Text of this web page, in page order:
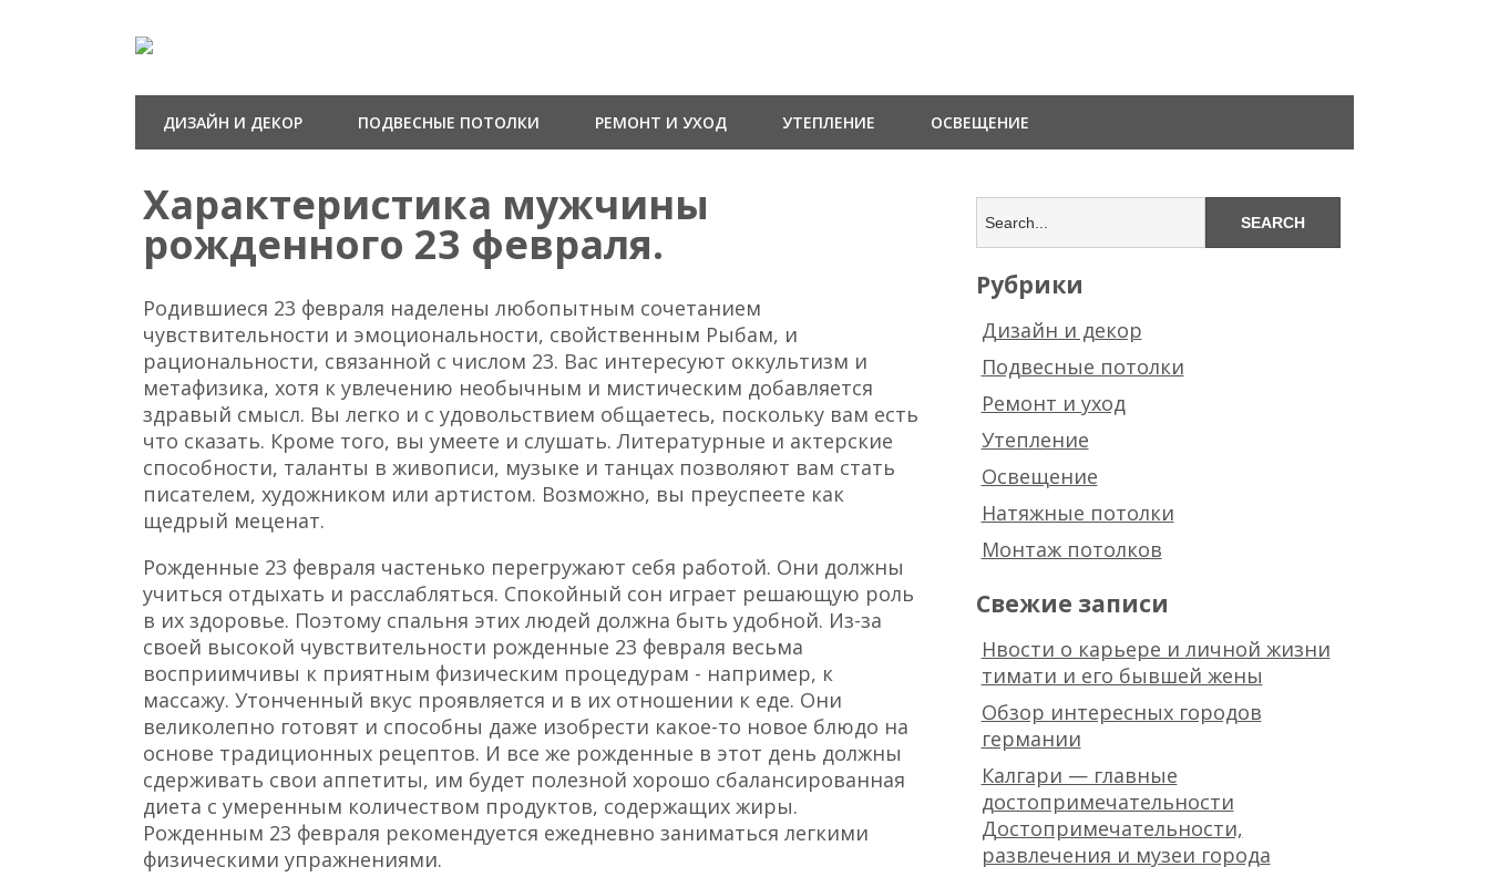
ДИЗАЙН И ДЕКОР ПОДВЕСНЫЕ ПОТОЛКИ РЕМОНТ И УХОД УТЕПЛЕНИЕ ОСВЕЩЕНИЕ
Характеристика мужчины
рожденного 23 февраля.
Родившиеся 23 февраля наделены любопытным сочетанием
чувствительности и эмоциональности, свойственным Рыбам, и
рациональности, связанной с числом 23. Вас интересуют оккультизм и
метафизика, хотя к увлечению необычным и мистическим добавляется
здравый смысл. Вы легко и с удовольствием общаетесь, поскольку вам есть
что сказать. Кроме того, вы умеете и слушать. Литературные и актерские
способности, таланты в живописи, музыке и танцах позволяют вам стать
писателем, художником или артистом. Возможно, вы преуспеете как
щедрый меценат.
Рожденные 23 февраля частенько перегружают себя работой. Они должны
учиться отдыхать и расслабляться. Спокойный сон играет решающую роль
в их здоровье. Поэтому спальня этих людей должна быть удобной. Из-за
своей высокой чувствительности рожденные 23 февраля весьма
восприимчивы к приятным физическим процедурам - например, к
массажу. Утонченный вкус проявляется и в их отношении к еде. Они
великолепно готовят и способны даже изобрести какое-то новое блюдо на
основе традиционных рецептов. И все же рожденные в этот день должны
сдерживать свои аппетиты, им будет полезной хорошо сбалансированная
диета с умеренным количеством продуктов, содержащих жиры.
Рожденным 23 февраля рекомендуется ежедневно заниматься легкими
физическими упражнениями.
Рубрики
Дизайн и декор
Подвесные потолки
Ремонт и уход
Утепление
Освещение
Натяжные потолки
Монтаж потолков
Свежие записи
Нвости о карьере и личной жизни
тимати и его бывшей жены
Обзор интересных городов
германии
Калгари — главные
достопримечательности
Достопримечательности,
развлечения и музеи города